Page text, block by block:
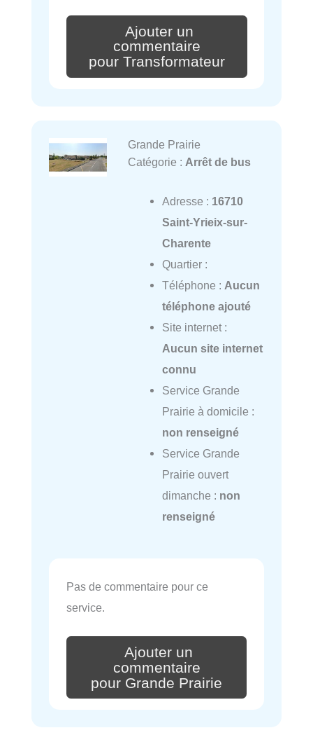
Ajouter un
commentaire
pour Transformateur
Grande Prairie
Catégorie : Arrêt de bus
Adresse : 16710
Saint-Yrieix-sur-
Charente
Quartier :
Téléphone : Aucun
téléphone ajouté
Site internet :
Aucun site internet
connu
Service Grande
Prairie à domicile :
non renseigné
Service Grande
Prairie ouvert
dimanche : non
renseigné
Pas de commentaire pour ce
service.
Ajouter un
commentaire
pour Grande Prairie